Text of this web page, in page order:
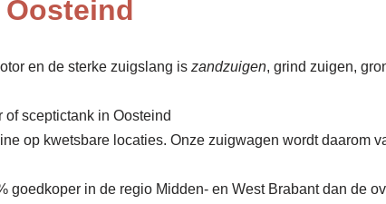
en de sterke zuigslang is zandzuigen, grind zuigen,
sceptictank in Oosteind
op kwetsbare locaties. Onze zuigwagen wordt daarom
goedkoper in de regio Midden- en West Brabant dan de